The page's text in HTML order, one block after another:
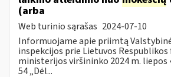
(arba
Web turinio sąrašas 2024-07-10
Informuojame apie priimtą
inspekcijos prie Lietuvos
ministerijos viršininko 2024 m. liepos
54 „Dėl...